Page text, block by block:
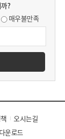
?
매우불만족
오시는길
운로드